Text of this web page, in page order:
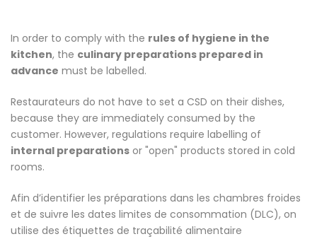
In order to comply with the rules of hygiene in the
kitchen, the culinary preparations prepared in
advance must be labelled.
Restaurateurs do not have to set a CSD on their dishes,
because they are immediately consumed by the
customer. However, regulations require labelling of
internal preparations or "open" products stored in cold
rooms.
Afin d’identifier les préparations dans les chambres froides
et de suivre les dates limites de consommation (DLC), on
utilise des étiquettes de traçabilité alimentaire